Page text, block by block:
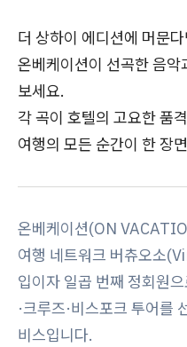
더 상하이 에디션에 머문
온베케이션이 선곡한 음악
보세요.
각 곡이 호텔의 고요한 품
여행의 모든 순간이 한 장
온베케이션(ON
여행 네트워크 버츄오소
입이자 일곱 번째 정회원
·크루즈·비스포크 투어를
비스입니다.